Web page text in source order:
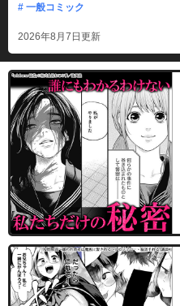
# 一般コミック
2026年8月7日更新